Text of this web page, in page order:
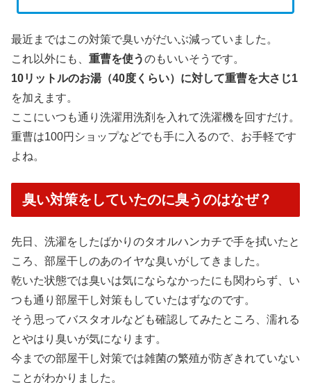
最近まではこの対策で臭いがだいぶ減っていました。
これ以外にも、 重曹を使うのもいいそうです。
10リットルのお湯（40度くらい）に対して重曹を大さじ1
を加えます。
ここにいつも通り洗濯用洗剤を入れて洗濯機を回すだけ。
重曹は100円ショップなどでも手に入るので、お手軽です
よね。
臭い対策をしていたのに臭うのはなぜ？
先日、洗濯をしたばかりのタオルハンカチで手を拭いたと
ころ、部屋干しのあのイヤな臭いがしてきました。
乾いた状態では臭いは気にならなかったにも関わらず、い
つも通り部屋干し対策もしていたはずなのです。
そう思ってバスタオルなども確認してみたところ、濡れる
とやはり臭いが気になります。
今までの部屋干し対策では雑菌の繁殖が防ぎきれていない
ことがわかりました。